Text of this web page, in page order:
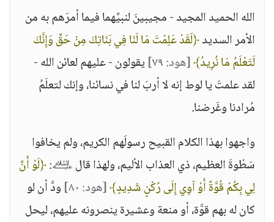
الله الحميد المجيد - مجيبينَ لنبيِّهما فيما أمرَهم به من
الأمر السديد﴿لَقَدْ عَلِمْتَ مَا لَنَا فِي بَنَاتِكَ مِنْ حَقٍّ وَإِنَّكَ
لَتَعْلَمُ مَا نُرِيدُ﴾[هود: ٧٩]
يقولون - عليهم لعائن الله -
لقد علمتَ يا لوط إنه لا أربَ لنا في نسائنا، وإنك لتعلَمُ
مُرادنا وغَرضنا.
واجهوا بهذا الكلام القبيح رسولَهم الكريم، ولم يخافوا
سَطْوةَ العظيم، ذي العذاب الأليم، ولهذا قال ﵇:﴿لَوْ أَنَّ
لِي بِكُمْ قُوَّةً أَوْ آوِي إِلَى رُكْنٍ شَدِيدٍ﴾[هود: ٨٠]
ودَّ أن لو
كان له بهم قوَّة، أو منعة وعشيرة ينصرونه عليهم، ليحل